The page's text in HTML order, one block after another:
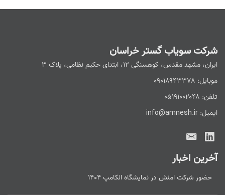
شرکت سویاب گستر خراسان
ایران، مشهد مقدس، کوهسنگی ۱۲، ابتدای حکیم نظامی، پلاک ۳
موبایل: ۰۹۰۱۸۹۴۳۳۷۸
تلفن: ۰۵۱۹۱۰۰۲۰۴۸
ایمیل: info@amnesh.ir
آخرین اخبار
حضور شرکت امنش در نمایشگاه الکامپ ۱۴۰۴